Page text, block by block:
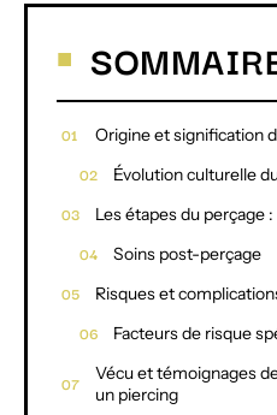
Origine et signification
Évolution culturelle
Les étapes du perçage
Soins post-perçage
Risques et
Facteurs de risque
Vécu et témoignages
un piercing